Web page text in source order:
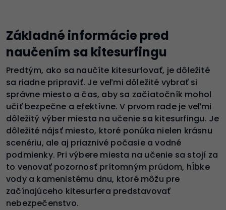
Základné informácie pred
naučením sa kitesurfingu
Predtým, ako sa naučíte kitesurfovať, je dôležité
sa riadne pripraviť. Je veľmi dôležité vybrať si
správne miesto a čas, aby sa začiatočník mohol
učiť bezpečne a efektívne. V prvom rade je veľmi
dôležitý výber miesta na učenie sa kitesurfingu. Je
dôležité nájsť miesto, ktoré ponúka nielen krásnu
scenériu, ale aj priaznivé počasie a vodné
podmienky. Pri výbere miesta na učenie sa stojí za
to venovať pozornosť prítomným prúdom, hĺbke
vody a kamenistému dnu, ktoré môžu pre
začínajúceho kitesurfera predstavovať
nebezpečenstvo.